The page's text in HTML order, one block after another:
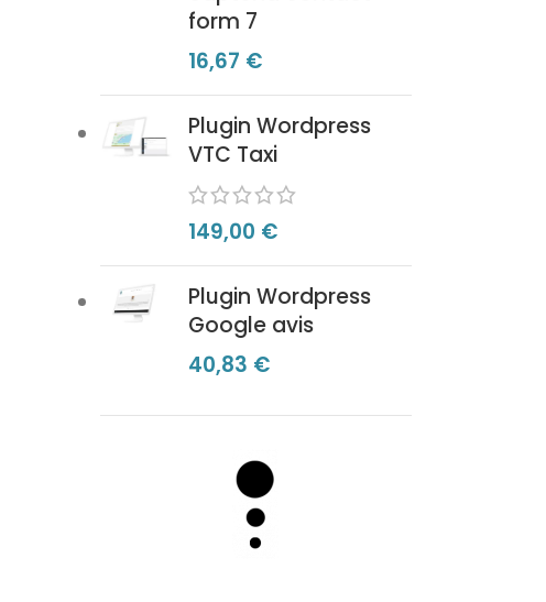
form 7
16,67 €
Plugin Wordpress
VTC Taxi
149,00 €
Plugin Wordpress
Google avis
40,83 €